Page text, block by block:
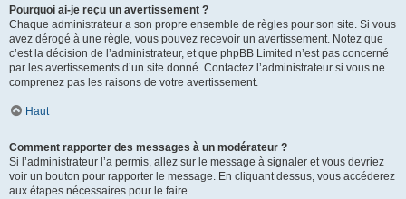
Pourquoi ai-je reçu un avertissement ?
Chaque administrateur a son propre ensemble de règles pour son site. Si vous
avez dérogé à une règle, vous pouvez recevoir un avertissement. Notez que
c’est la décision de l’administrateur, et que phpBB Limited n’est pas concerné
par les avertissements d’un site donné. Contactez l’administrateur si vous ne
comprenez pas les raisons de votre avertissement.
Haut
Comment rapporter des messages à un modérateur ?
Si l’administrateur l’a permis, allez sur le message à signaler et vous devriez
voir un bouton pour rapporter le message. En cliquant dessus, vous accéderez
aux étapes nécessaires pour le faire.